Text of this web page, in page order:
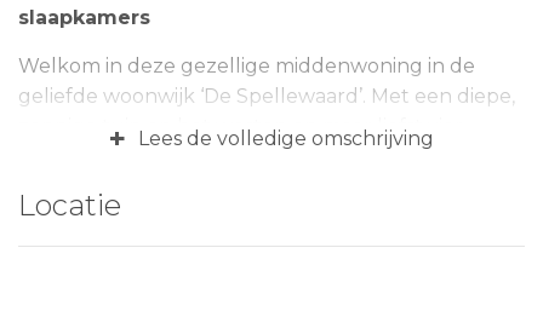
slaapkamers
Welkom in deze gezellige middenwoning in de
geliefde woonwijk ‘De Spellewaard’. Met een diepe,
zonnige tuin op het westen en maar liefst vier
slaapkamers biedt dit huis alles wat je zoekt voor
korte afstand van het centrum van Zaltbommel,
diverse scholen, wandel- en speelgelegenheden én
+ Lees de volledige omschrijving
Locatie